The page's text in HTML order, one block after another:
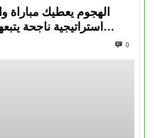
الهجوم يعطيك مباراة
استراتيجية ناجحة
0